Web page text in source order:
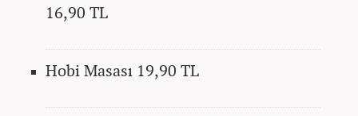
16,90 TL
Hobi Masası 19,90 TL